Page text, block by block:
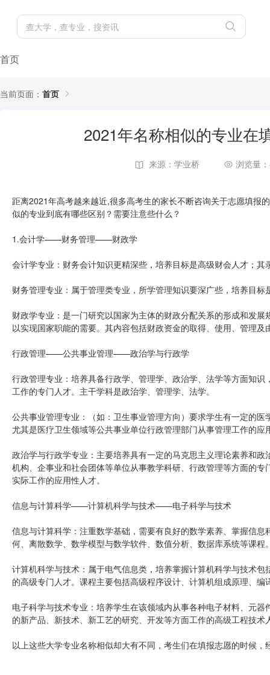
首页
当前页面： 首页
2021年名称相似的专业在
来源：学业桥 浏览量
距离2021年高考越来越近,很多高考生的家长不断咨询关于志愿填报
似的专业到底有哪些区别？需要注意些什么？
1.会计学——财务管理——财政学
会计学专业：财务会计知识更精深些，培养目标是高级财会人才；其
财务管理专业：属于管理类专业，所学管理知识要深广些，培养目标
财政学专业：是一门研究以国家为主体的财政分配关系的形成和发
以实现国家职能的需要。其内容包括财政资金的取得、使用、管理及
行政管理——公共事业管理——政治学与行政学
行政管理专业：培养具备行政学、管理学、政治学、法学等方面知
工作的专门人才。主干学科是政治学、管理学、法学。
公共事业管理专业：（如：卫生事业管理方向）要求学生有一定的
尤其是医疗卫生领域等公共事业单位行政管理部门从事管理工作的
政治学与行政学专业：主要培养具有一定的马克思主义理论素养和
机构、企事业和社会团体等单位从事教学科研、行政管理等方面的
实际工作的应用性人才。
信息与计算科学——计算机科学与技术——电子科学与技术
信息与计算科学：注重数学基础，需要有良好的数学素养、掌握信
何、离散数学、数学模型与数学软件、数值分析、数据库系统等课程
计算机科学与技术：属于电气信息类，培养掌握计算机科学与技术
的高级专门人才。课程主要包括高级程序设计、计算机组成原理、
电子科学与技术专业：培养学生在该领域内从事各种电子材料、元
的新产品、新技术、新工艺的研究、开发等方面工作的高级工程技术
以上这些大学专业名称相似却大有不同，考生们在填报志愿的时候